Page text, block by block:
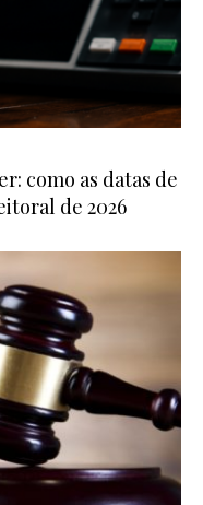
como as datas de
de 2026